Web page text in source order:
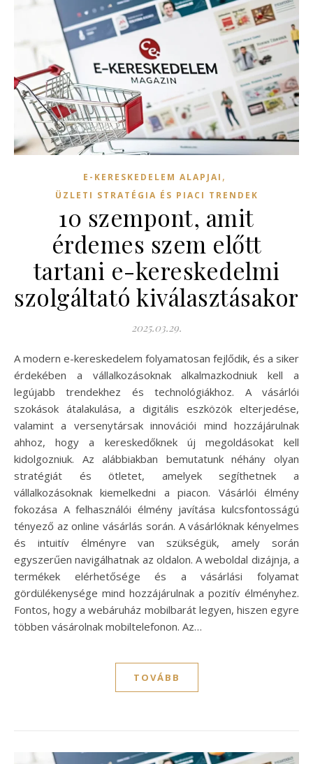
E-KERESKEDELEM ALAPJAI ,
ÜZLETI STRATÉGIA ÉS PIACI TRENDEK
10 szempont, amit
érdemes szem előtt
tartani e-kereskedelmi
szolgáltató kiválasztásakor
2025.03.29.
A modern e-kereskedelem folyamatosan fejlődik, és a siker
érdekében a vállalkozásoknak alkalmazkodniuk kell a
legújabb trendekhez és technológiákhoz. A vásárlói
szokások átalakulása, a digitális eszközök elterjedése,
valamint a versenytársak innovációi mind hozzájárulnak
ahhoz, hogy a kereskedőknek új megoldásokat kell
kidolgozniuk. Az alábbiakban bemutatunk néhány olyan
stratégiát és ötletet, amelyek segíthetnek a
vállalkozásoknak kiemelkedni a piacon. Vásárlói élmény
fokozása A felhasználói élmény javítása kulcsfontosságú
tényező az online vásárlás során. A vásárlóknak kényelmes
és intuitív élményre van szükségük, amely során
egyszerűen navigálhatnak az oldalon. A weboldal dizájnja, a
termékek elérhetősége és a vásárlási folyamat
gördülékenysége mind hozzájárulnak a pozitív élményhez.
Fontos, hogy a webáruház mobilbarát legyen, hiszen egyre
többen vásárolnak mobiltelefonon. Az…
TOVÁBB